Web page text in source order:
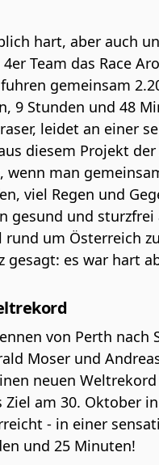
hart, aber auch
Team das Race
gemeinsam
9 Stunden und 48
leidet an einer
diesem Projekt
man
viel Regen und
gesund und sturzfrei
um Österreich
gesagt: es war hart
von Perth
Moser und
neuen
am 30. Oktober
- in einer
und 25 Minuten!